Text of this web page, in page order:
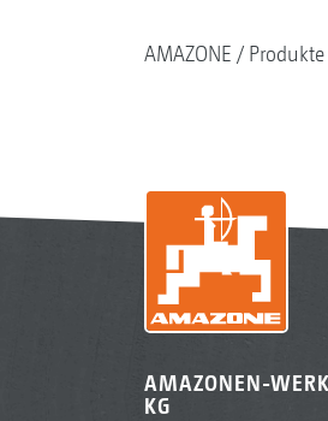
AMAZONE
AMAZONEN-
KG